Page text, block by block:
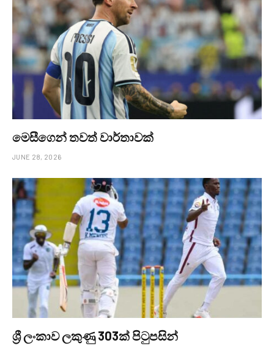
මෙසීගෙන් තවත් වාර්තාවක්
JUNE 28, 2026
ශ්‍රී ලංකාව ලකුණු 303ක් පිටුපසින්